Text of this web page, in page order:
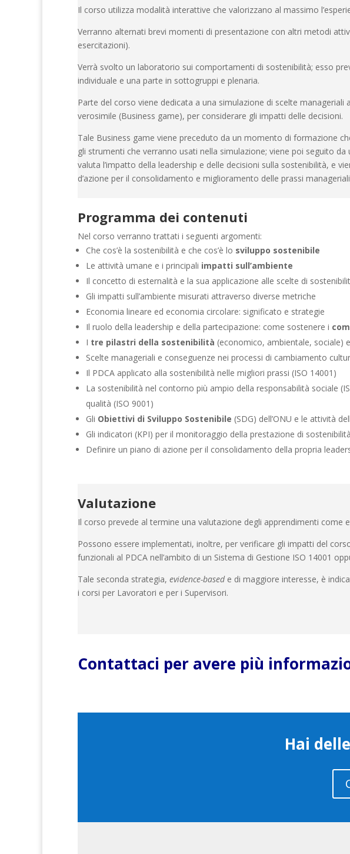
Il corso utilizza modalità interattive che valorizzano al massimo
Verranno alternati brevi momenti di presentazione con altri metodi
esercitazioni).
Verrà svolto un laboratorio sui comportamenti di sostenibilità; esso
individuale e una parte in sottogruppi e plenaria.
Parte del corso viene dedicata a una simulazione di scelte manageriali
verosimile (Business game), per considerare gli impatti delle decisioni.
Tale Business game viene preceduto da un momento di formazione
gli strumenti che verranno usati nella simulazione; viene poi seguito da
valuta l’impatto della leadership e delle decisioni sulla sostenibilità, e
d’azione per il consolidamento e miglioramento delle prassi
Programma dei contenuti
Nel corso verranno trattati i seguenti argomenti:
Che cos’è la sostenibilità e che cos’è lo sviluppo sostenibile
Le attività umane e i principali impatti sull’ambiente
Il concetto di esternalità e la sua applicazione alle scelte di
Gli impatti sull’ambiente misurati attraverso diverse metriche
Economia lineare ed economia circolare: significato e strategie
Il ruolo della leadership e della partecipazione: come sostenere i
I tre pilastri della sostenibilità (economico, ambientale, sociale)
Scelte manageriali e conseguenze nei processi di cambiamento
Il PDCA applicato alla sostenibilità nelle migliori prassi (ISO 14001)
La sostenibilità nel contorno più ampio della responsabilità sociale
qualità (ISO 9001)
Gli Obiettivi di Sviluppo Sostenibile (SDG) dell’ONU e le attività
Gli indicatori (KPI) per il monitoraggio della prestazione di sostenibilità
Definire un piano di azione per il consolidamento della propria
Valutazione
Il corso prevede al termine una valutazione degli apprendimenti come
Possono essere implementati, inoltre, per verificare gli impatti del
funzionali al PDCA nell’ambito di un Sistema di Gestione ISO 14001
Tale seconda strategia, evidence-basede di maggiore interesse, è
i corsi per Lavoratori e per i Supervisori.
Contattaci per avere più
Hai